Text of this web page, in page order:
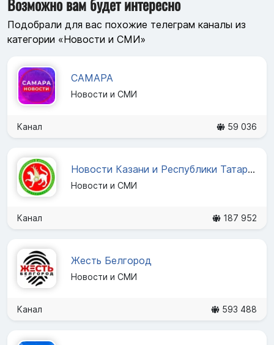
Подобрали для вас похожие телеграм каналы из
категории «Новости и СМИ»
САМАРА
Новости и СМИ
Канал 59 036
Новости Казани и Республики Татарстан
Новости и СМИ
Канал 187 952
Жесть Белгород
Новости и СМИ
Канал 593 488